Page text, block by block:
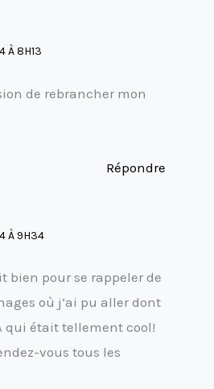
À 8H13
de rebrancher mon
Répondre
À 9H34
bien pour se rappeler de
où j’ai pu aller dont
qui était tellement cool!
vous tous les